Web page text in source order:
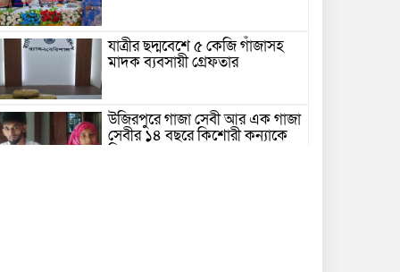
যাত্রীর ছদ্মবেশে ৫ কেজি গাঁজাসহ
মাদক ব্যবসায়ী গ্রেফতার
উজিরপুরে গাজা সেবী আর এক গাজা
সেবীর ১৪ বছরে কিশোরী কন্যাকে
বিয়ে, এলাকায় তোলপাড়